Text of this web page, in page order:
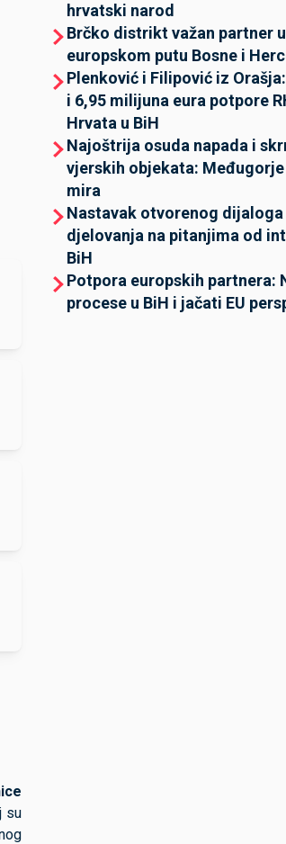
su
hrvatski narod
Brčko distrikt važan partner
europskom putu Bosne i
Plenković i Filipović iz
i 6,95 milijuna eura potpore
Hrvata u BiH
Najoštrija osuda napada i
vjerskih objekata:
mira
Nastavak otvorenog
djelovanja na pitanjima od
BiH
Potpora europskih partnera:
procese u BiH i jačati EU